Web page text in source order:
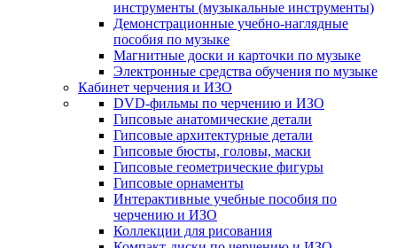
инструменты (музыкальные инструменты)
Демонстрационные учебно-наглядные
пособия по музыке
Магнитные доски и карточки по музыке
Электронные средства обучения по музыке
Кабинет черчения и ИЗО
DVD-фильмы по черчению и ИЗО
Гипсовые анатомические детали
Гипсовые архитектурные детали
Гипсовые бюсты, головы, маски
Гипсовые геометрические фигуры
Гипсовые орнаменты
Интерактивные учебные пособия по
черчению и ИЗО
Коллекции для рисования